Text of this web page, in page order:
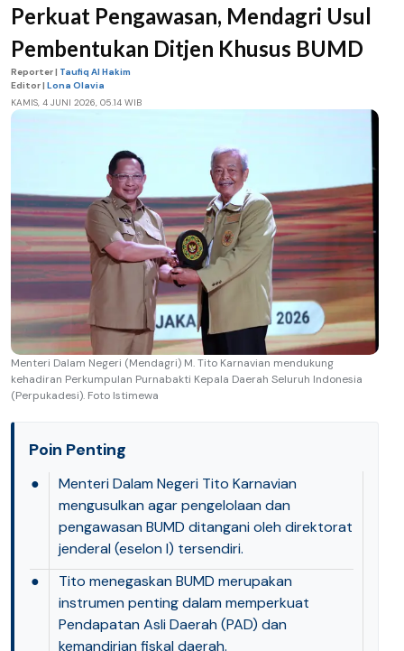
Perkuat Pengawasan, Mendagri Usul
Pembentukan Ditjen Khusus BUMD
Reporter | Taufiq Al Hakim
Editor | Lona Olavia
KAMIS, 4 JUNI 2026, 05.14 WIB
Menteri Dalam Negeri (Mendagri) M. Tito Karnavian mendukung
kehadiran Perkumpulan Purnabakti Kepala Daerah Seluruh Indonesia
(Perpukadesi). Foto Istimewa
Poin Penting
●
Menteri Dalam Negeri Tito Karnavian
mengusulkan agar pengelolaan dan
pengawasan BUMD ditangani oleh direktorat
jenderal (eselon I) tersendiri.
●
Tito menegaskan BUMD merupakan
instrumen penting dalam memperkuat
Pendapatan Asli Daerah (PAD) dan
kemandirian fiskal daerah.